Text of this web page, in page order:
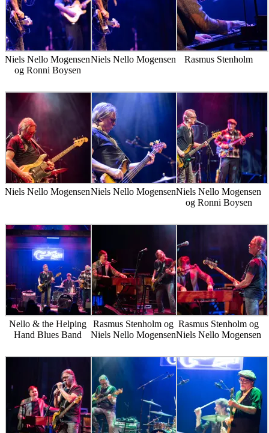
Niels Nello Mogensen
og Ronni Boysen
Niels Nello Mogensen Rasmus Stenholm
Niels Nello MogensenNiels Nello MogensenNiels Nello Mogensen
og Ronni Boysen
Nello & the Helping
Hand Blues Band
Rasmus Stenholm og
Niels Nello Mogensen
Rasmus Stenholm og
Niels Nello Mogensen